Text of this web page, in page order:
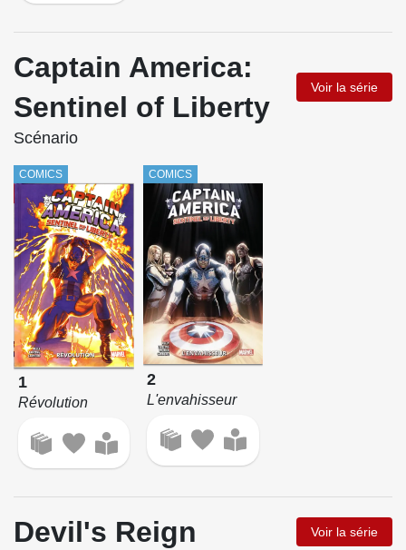
Captain America:
Sentinel of Liberty
Voir la série
Scénario
COMICS
1
Révolution
COMICS
2
L'envahisseur
Devil's Reign Voir la série